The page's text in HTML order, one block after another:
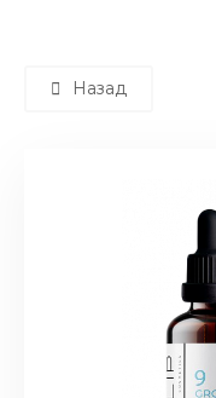
Назад